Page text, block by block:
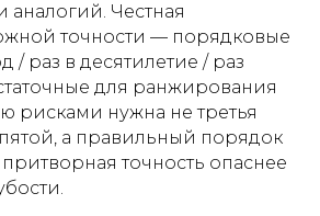
аналогий. Честная
точности — порядковые
/ раз в десятилетие / раз
для ранжирования
рисками нужна не третья
а правильный порядок
точность опаснее